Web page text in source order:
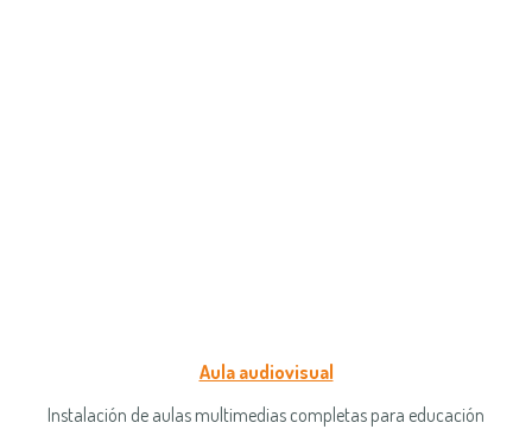
Aula audiovisual
Instalación de aulas multimedias completas para educación